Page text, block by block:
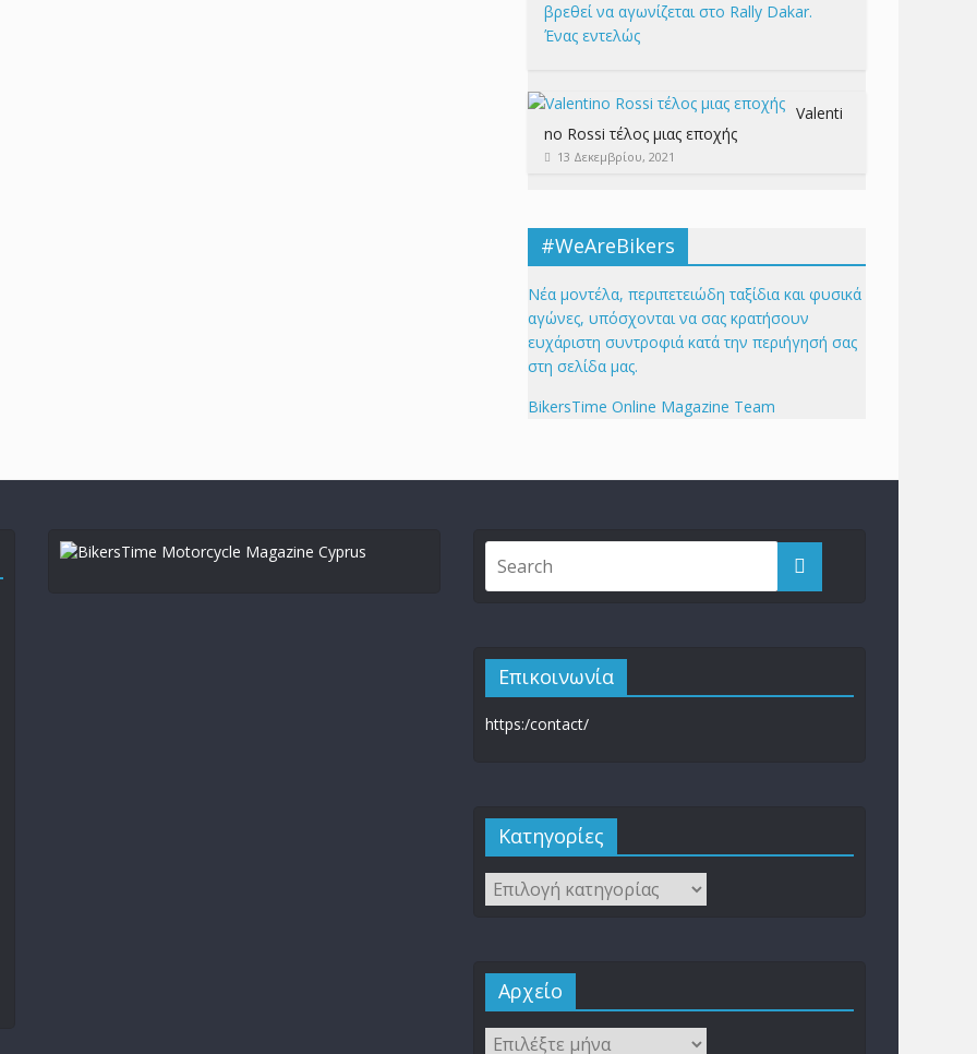
βρεθεί να αγωνίζεται στο Rally Dakar.
Ένας εντελώς
Valenti
no Rossi τέλος μιας εποχής
13 Δεκεμβρίου, 2021
#WeAreBikers
Νέα μοντέλα, περιπετειώδη ταξίδια και φυσικά
αγώνες, υπόσχονται να σας κρατήσουν
ευχάριστη συντροφιά κατά την περιήγησή σας
στη σελίδα μας.
BikersTime Online Magazine Team
Επικοινωνία
https:/contact/
Kατηγορίες
Αρχείο